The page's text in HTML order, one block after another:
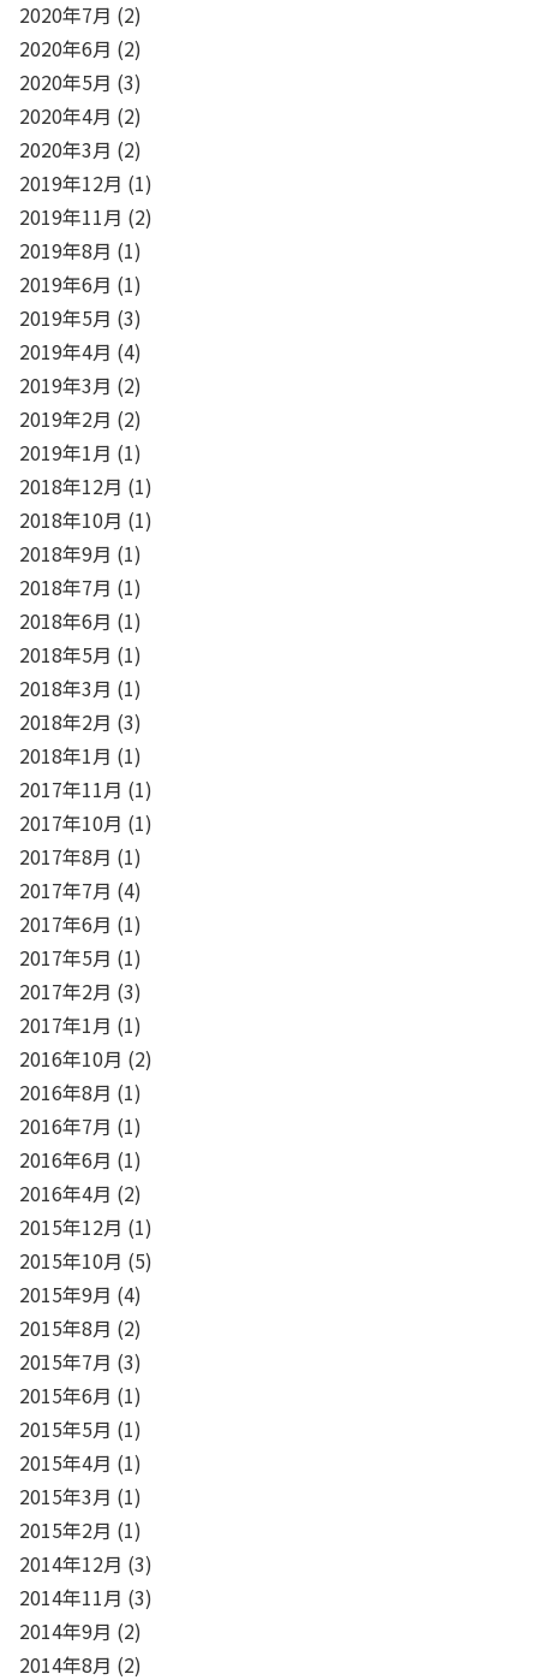
2020年7月 (2)
2020年6月 (2)
2020年5月 (3)
2020年4月 (2)
2020年3月 (2)
2019年12月 (1)
2019年11月 (2)
2019年8月 (1)
2019年6月 (1)
2019年5月 (3)
2019年4月 (4)
2019年3月 (2)
2019年2月 (2)
2019年1月 (1)
2018年12月 (1)
2018年10月 (1)
2018年9月 (1)
2018年7月 (1)
2018年6月 (1)
2018年5月 (1)
2018年3月 (1)
2018年2月 (3)
2018年1月 (1)
2017年11月 (1)
2017年10月 (1)
2017年8月 (1)
2017年7月 (4)
2017年6月 (1)
2017年5月 (1)
2017年2月 (3)
2017年1月 (1)
2016年10月 (2)
2016年8月 (1)
2016年7月 (1)
2016年6月 (1)
2016年4月 (2)
2015年12月 (1)
2015年10月 (5)
2015年9月 (4)
2015年8月 (2)
2015年7月 (3)
2015年6月 (1)
2015年5月 (1)
2015年4月 (1)
2015年3月 (1)
2015年2月 (1)
2014年12月 (3)
2014年11月 (3)
2014年9月 (2)
2014年8月 (2)